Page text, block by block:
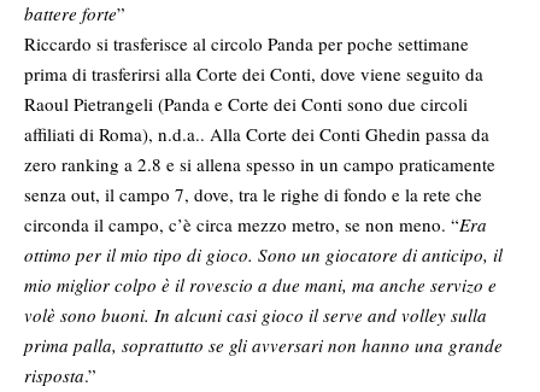
battere forte”
Riccardo si trasferisce al circolo Panda per poche settimane
prima di trasferirsi alla Corte dei Conti, dove viene seguito da
Raoul Pietrangeli (Panda e Corte dei Conti sono due circoli
affiliati di Roma), n.d.a.. Alla Corte dei Conti Ghedin passa da
zero ranking a 2.8 e si allena spesso in un campo praticamente
senza out, il campo 7, dove, tra le righe di fondo e la rete che
circonda il campo, c’è circa mezzo metro, se non meno. “Era
ottimo per il mio tipo di gioco. Sono un giocatore di anticipo, il
mio miglior colpo è il rovescio a due mani, ma anche servizo e
volè sono buoni. In alcuni casi gioco il serve and volley sulla
prima palla, soprattutto se gli avversari non hanno una grande
risposta.”